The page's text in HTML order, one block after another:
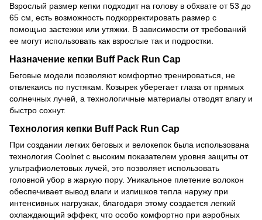
Взрослый размер кепки подходит на голову в обхвате от 53 до
65 см, есть возможность подкорректировать размер с
помощью застежки или утяжки. В зависимости от требований
ее могут использовать как взрослые так и подростки.
Назначение кепки Buff Pack Run Cap
Беговые модели позволяют комфортно тренироваться, не
отвлекаясь по пустякам. Козырек уберегает глаза от прямых
солнечных лучей, а технологичные материалы отводят влагу и
быстро сохнут.
Технология кепки Buff Pack Run Cap
При создании легких беговых и велокепок была использована
технология Coolnet с высоким показателем уровня защиты от
ультрафиолетовых лучей, это позволяет использовать
головной убор в жаркую пору. Уникальное плетение волокон
обеспечивает вывод влаги и излишков тепла наружу при
интенсивных нагрузках, благодаря этому создается легкий
охлаждающий эффект, что особо комфортно при аэробных